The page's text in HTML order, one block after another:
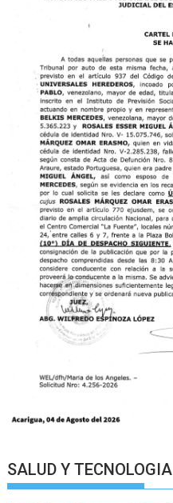
SALUD Y TECNOLOGIA